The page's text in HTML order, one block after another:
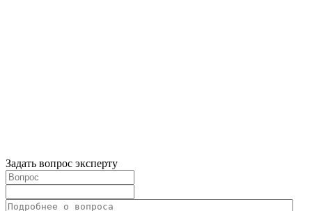
Задать вопрос эксперту